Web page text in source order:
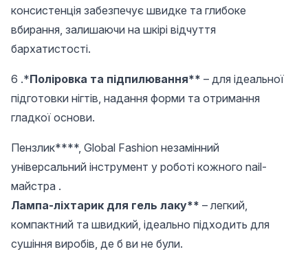
консистенція забезпечує швидке та глибоке
вбирання, залишаючи на шкірі відчуття
бархатистості.
6 .*Поліровка та підпилювання** – для ідеальної
підготовки нігтів, надання форми та отримання
гладкої основи.
Пензлик****, Global Fashion незамінний
універсальний інструмент у роботі кожного nail-
майстра .
Лампа-ліхтарик для гель лаку** – легкий,
компактний та швидкий, ідеально підходить для
сушіння виробів, де б ви не були.